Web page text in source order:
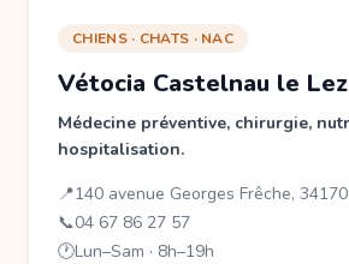
CHIENS · CHATS · NAC
Vétocia Castelnau le Lez
Médecine préventive, chirurgie,
hospitalisation.
📍140 avenue Georges Frêche,
📞04 67 86 27 57
🕐Lun–Sam · 8h–19h